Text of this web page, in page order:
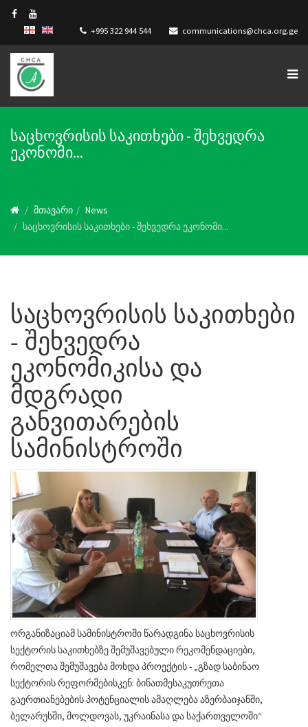
+995 322 944 544 communications@chca.org.ge
საცხოვრისის საკითხები - შეხვედრა
ეკონომი...
მთავარი
News
საცხოვრისის საკითხები - შეხვედრა ეკონომი...
საცხოვრისის საკითხები
- შეხვედრა
ეკონომიკისა და
მდგრადი
განვითარების
სამინისტროში
ორგანიზაციამ სამინისტროში წარადგინა საცხოვრისის
სექტორის საკითხებზე შემუშავებული რეკომენდაციები,
რომელთა შემუშავება მოხდა პროექტის - „გზად საბინაო
სექტორის რეფორმებისკენ: ბინათმესაკუთრეთა
გაერთიანებების პოტენციალის ამაღლება აზერბაიჯანში,
ბელარუსში, მოლდოვას, უკრაინასა და საქართველოში“